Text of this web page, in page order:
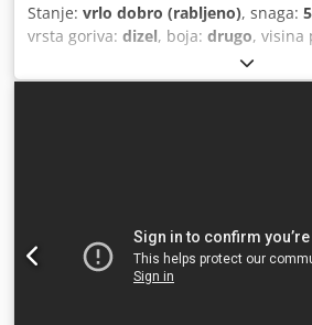
Stanje: vrlo dobro (rabljeno), snaga:
vrsta goriva: dizel, boja: drugo, visina
, Godina
sati:1.210 h,